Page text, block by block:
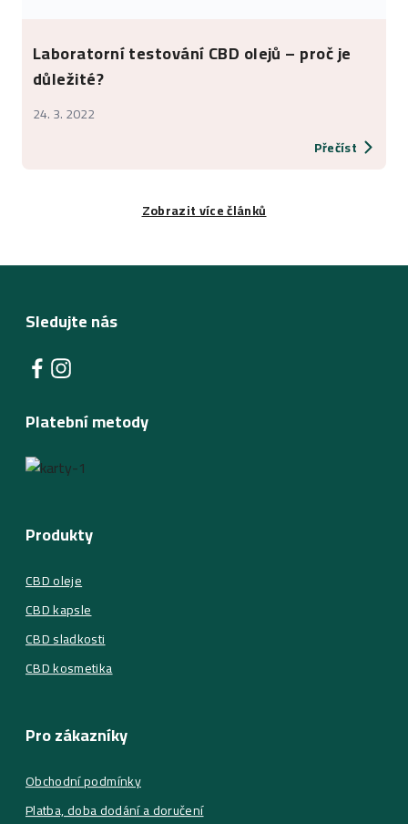
Laboratorní testování CBD olejů – proč je
důležité?
24. 3. 2022
Přečíst
Zobrazit více článků
Pro zákazníky
Obchodní podmínky
Platba, doba dodání a doručení
Produkty
CBD oleje
CBD kapsle
CBD sladkosti
CBD kosmetika
Sledujte nás
Platební metody